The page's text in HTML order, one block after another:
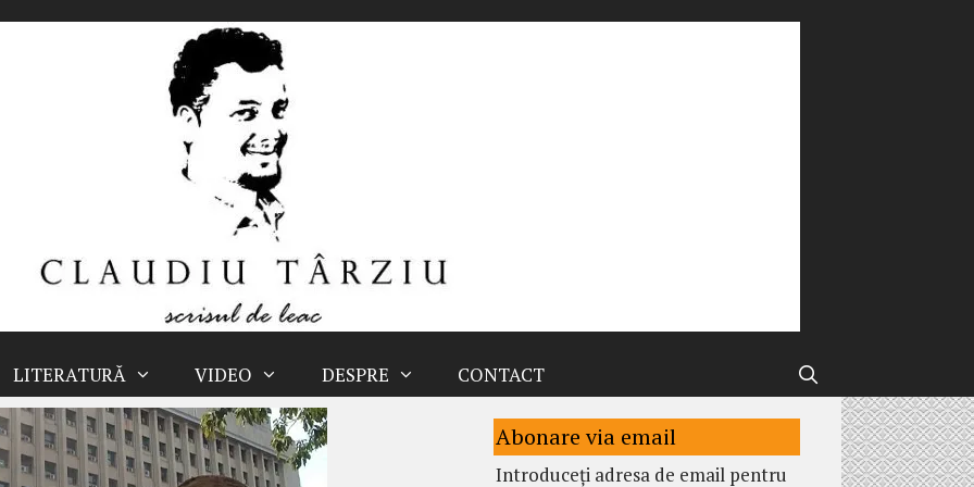
LITERATURĂ VIDEO DESPRE CONTACT
Abonare via email
Introduceți adresa de email pentru